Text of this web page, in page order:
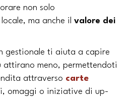
non solo
ma anche il valore dei
gestionale ti aiuta a capire
attirano meno, permettendoti
attraverso carte
omaggi o iniziative di up-